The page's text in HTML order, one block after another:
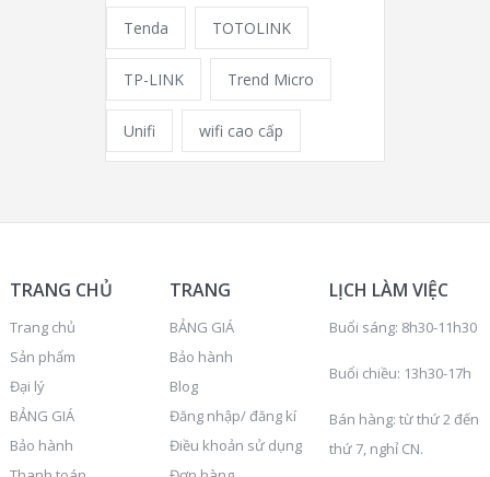
Tenda TOTOLINK
TP-LINK Trend Micro
Unifi wifi cao cấp
TRANG CHỦ
Trang chủ
Sản phẩm
Đại lý
BẢNG GIÁ
Bảo hành
TRANG
BẢNG GIÁ
Bảo hành
Blog
Đăng nhập/ đăng kí
Điều khoản sử dụng
LỊCH LÀM VIỆC
Buổi sáng: 8h30-11h30
Buổi chiều: 13h30-17h
Bán hàng: từ thứ 2 đến
thứ 7, nghỉ CN.